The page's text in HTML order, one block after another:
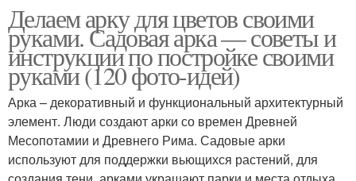
Делаем арку для цветов своими
руками. Садовая арка — советы и
инструкции по постройке своими
руками (120 фото-идей)
Арка – декоративный и функциональный архитектурный
элемент. Люди создают арки со времен Древней
Месопотамии и Древнего Рима. Садовые арки
используют для поддержки вьющихся растений, для